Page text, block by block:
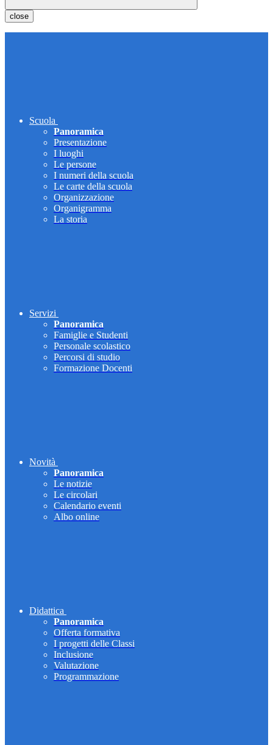
close
Scuola
Panoramica
Presentazione
I luoghi
Le persone
I numeri della scuola
Le carte della scuola
Organizzazione
Organigramma
La storia
Servizi
Panoramica
Famiglie e Studenti
Personale scolastico
Percorsi di studio
Formazione Docenti
Novità
Panoramica
Le notizie
Le circolari
Calendario eventi
Albo online
Didattica
Panoramica
Offerta formativa
I progetti delle Classi
Inclusione
Valutazione
Programmazione